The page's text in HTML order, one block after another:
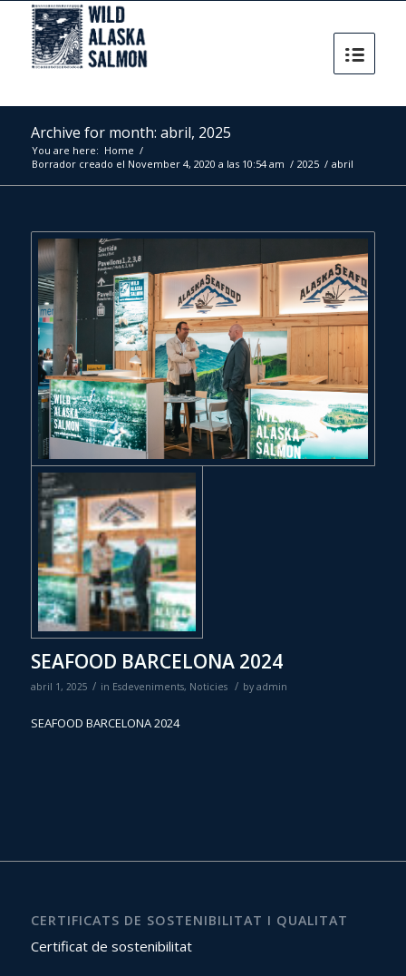
Archive for month: abril, 2025
You are here: Home /
Borrador creado el November 4, 2020 a las 10:54 am / 2025 / abril
SEAFOOD BARCELONA 2024
abril 1, 2025 / in Esdeveniments, Noticies / by admin
SEAFOOD BARCELONA 2024
CERTIFICATS DE SOSTENIBILITAT I QUALITAT
Certificat de sostenibilitat